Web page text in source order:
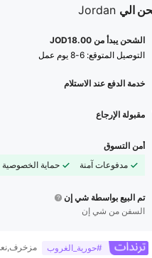
الي Jordan
الشحن يبدأ من JOD18.00
التوصيل المتوقع: 6-8 يوم عمل
خدمة الدفع عند الاستلام
مقبولة الإرجاع
أمن التسوق
مدفوعات آمنة
حماية الخصوصية
تم البيع بواسطة شي إن
السفن من شي إن
#حورية_الغروب